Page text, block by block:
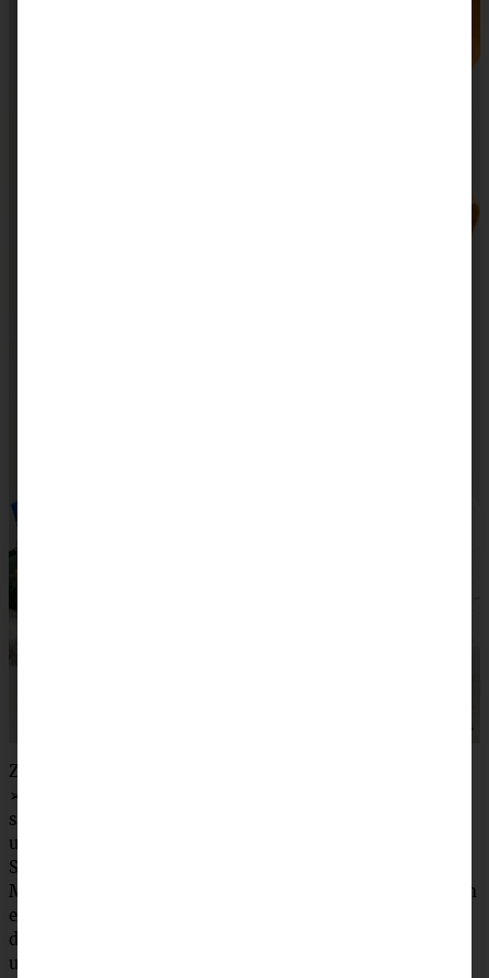
Zubereitung
➢ Böden: Die Butter mit Zucker und Vanillezucker
schaumig schlagen, dann Eier nacheinander einzeln
unterrühren. Die Sahne und geschmolzene weiße
Schokolade zugeben und erneut mixen. Backpulver sowie
Mehl sieben und mit den gehackten Macadamias (zuvor in
einer Pfanne ohne Fett kurz anrösten) löffelweise unter
den Teig rühren. Zu guter Letzt den Prosecco vorsichtig
unterrühren, sodass die Kohlensäure möglichst erhalten